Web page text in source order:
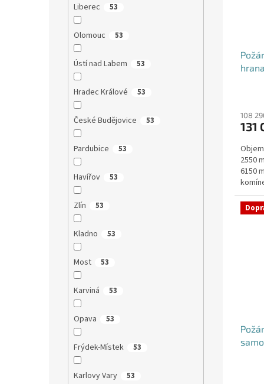
Liberec 53
Olomouc 53
Ústí nad Labem 53
Hradec Králové 53
České Budějovice 53
Pardubice 53
Havířov 53
Zlín 53
Kladno 53
Most 53
Karviná 53
Opava 53
Frýdek-Místek 53
Karlovy Vary 53
je
z
5
108
131
2550
6150